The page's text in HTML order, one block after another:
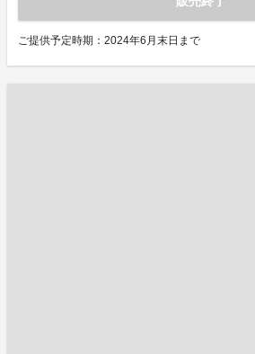
ご提供予定時期：2024年6月末日まで